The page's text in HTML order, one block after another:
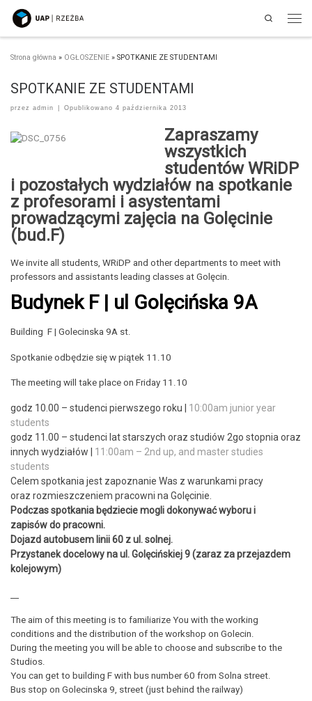
Przejdź do treści
Search
Strona główna » OGŁOSZENIE » SPOTKANIE ZE STUDENTAMI
SPOTKANIE ZE STUDENTAMI
przez admin Opublikowano 4 października 2013
Zapraszamy
wszystkich
studentów WRiDP
i pozostałych wydziałów na spotkanie
z profesorami i asystentami
prowadzącymi zajęcia na Golęcinie
(bud.F)
We invite all students, WRiDP and other departments to meet with
professors and assistants leading classes at Golęcin.
Budynek F | ul Golęcińska 9A
Building F | Golecinska 9A st.
Spotkanie odbędzie się w piątek 11.10
The meeting will take place on Friday 11.10
godz 10.00 – studenci pierwszego roku |
10:00am junior year
students
godz 11.00 – studenci lat starszych oraz studiów 2go stopnia oraz
innych wydziałów | 11:00am – 2nd up, and master studies
students
Celem spotkania jest zapoznanie Was z warunkami pracy
oraz rozmieszczeniem pracowni na Golęcinie.
Podczas spotkania będziecie mogli dokonywać wyboru i
zapisów do pracowni.
Dojazd autobusem linii 60 z ul. solnej.
Przystanek docelowy na ul. Golęcińskiej 9 (zaraz za przejazdem
kolejowym)
The aim of this meeting is to familiarize You with the working
conditions and the distribution of the workshop on Golecin.
During the meeting you will be able to choose and subscribe to the
Studios.
You can get to building F with bus number 60 from Solna street.
Bus stop on Golecinska 9, street (just behind the railway)